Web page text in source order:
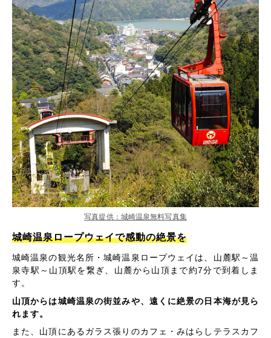
写真提供：城崎温泉無料写真集
城崎温泉ロープウェイで感動の絶景を
城崎温泉の観光名所・城崎温泉ロープウェイは、山麓駅～温
泉寺駅～山頂駅を繋ぎ、山麓から山頂まで約7分で到着しま
す。
山頂からは城崎温泉の街並みや、遠くに絶景の日本海が見ら
れます。
また、山頂にあるガラス張りのカフェ・みはらしテラスカフ